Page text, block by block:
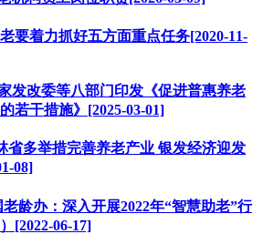
要着力抓好五方面重点任务[2020-11-
发改委等八部门印发《促进普惠养老
若干措施》[2025-03-01]
省多举措完善养老产业 银发经济迎发
08]
龄办：深入开展2022年“智慧助老”行
[2022-06-17]